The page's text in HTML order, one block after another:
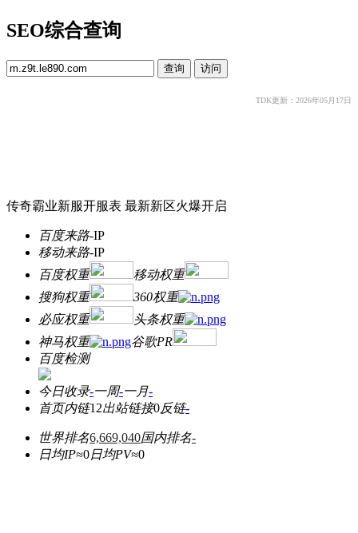
SEO综合查询
TDK更新：2026年05月17日
传奇霸业新服开服表 最新新区火爆开启
百度来路-IP
移动来路-IP
百度权重
移动权重
搜狗权重
360权重
必应权重
头条权重
神马权重
谷歌PR
百度检测
今日收录-一周-一月-
首页内链12出站链接0反链-
世界排名6,669,040国内排名-
日均IP≈0日均PV≈0